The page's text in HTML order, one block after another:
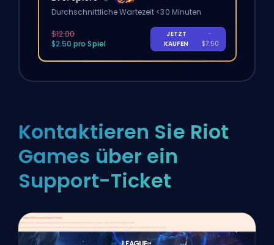
Durchschnittliche Wartezeit <30 Minuten
$12.00
$2.50 pro Spiel
JETZT
KAUFEN
-
$7.50
Kontaktieren Sie Riot
Games über ein
Support-Ticket